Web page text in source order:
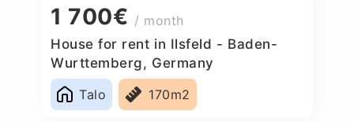
1 700€ / month
House for rent in Ilsfeld - Baden-
Wurttemberg, Germany
Talo
170m2